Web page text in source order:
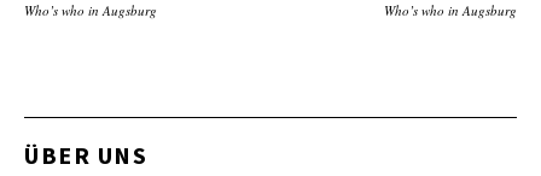
Who’s who in Augsburg Who’s who in Augsburg
ÜBER UNS